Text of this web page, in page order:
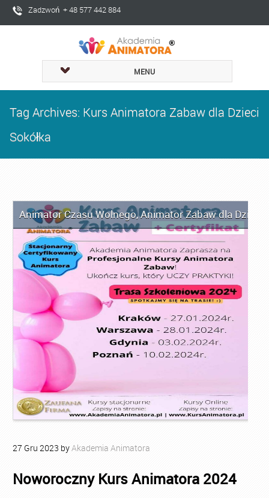
Zadzwoń + 48 577 442 884
MENU
Tag Archives: Kurs Animatora Zabaw dla Dzieci
Sokółka
Animator Czasu Wolnego,Animator Zabaw dla Dzieci
27 Gru 2023 byAkademia Animatora
Noworoczny Kurs Animatora 2024